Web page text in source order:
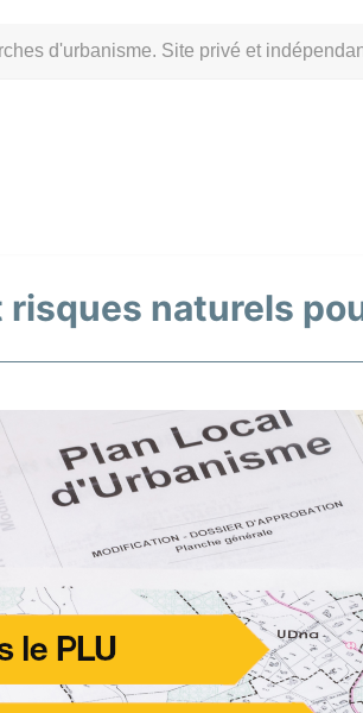
d'urbanisme. Site privé et
risques naturels